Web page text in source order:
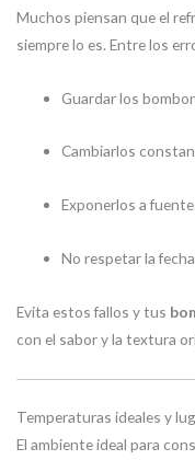
Muchos piensan que el
siempre lo es. Entre los
Guardar los
Cambiarlos
Exponerlos a
No respetar la
Evita estos fallos y tus
con el sabor y la textura
Temperaturas ideales y
El ambiente ideal para